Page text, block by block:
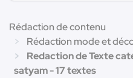
Rédaction de contenu
Rédaction mode et
Redaction de Texte
satyam - 17 textes